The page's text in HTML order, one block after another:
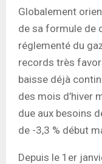
Globalement
de sa formule de
réglementé du
records très
baisse déjà
des mois d’hiver
due aux besoins
de -3,3 % début
Depuis le 1er